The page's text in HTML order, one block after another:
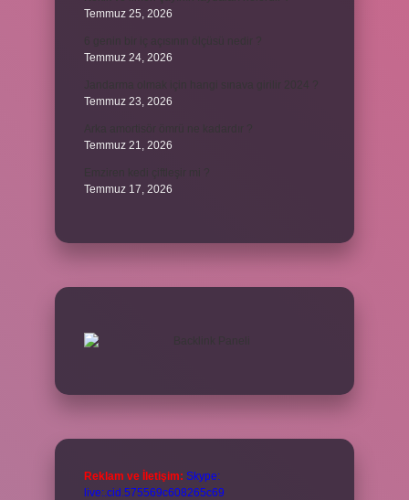
Temmuz 25, 2026
Temmuz 24, 2026
Temmuz 23, 2026
Temmuz 21, 2026
Temmuz 17, 2026
Reklam ve İletişim: Skype:
live:.cid.575569c608265c69